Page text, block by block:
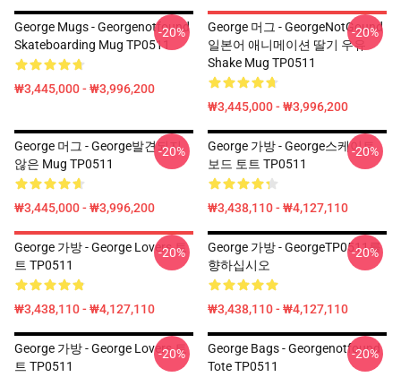
George Mugs - Georgenotfound
Skateboarding Mug TP0511
₩3,445,000 - ₩3,996,200
-20%
George 머그 - GeorgeNotGound
일본어 애니메이션 딸기 우유
Shake Mug TP0511
₩3,445,000 - ₩3,996,200
-20%
George 머그 - George발견되지
않은 Mug TP0511
₩3,445,000 - ₩3,996,200
-20%
George 가방 - George스케이트
보드 토트 TP0511
₩3,438,110 - ₩4,127,110
-20%
George 가방 - George Lovers 토
트 TP0511
₩3,438,110 - ₩4,127,110
-20%
George 가방 - GeorgeTP0511를
향하십시오
₩3,438,110 - ₩4,127,110
-20%
George 가방 - George Lovers 토
트 TP0511
-20%
George Bags - Georgenotfound
Tote TP0511
-20%